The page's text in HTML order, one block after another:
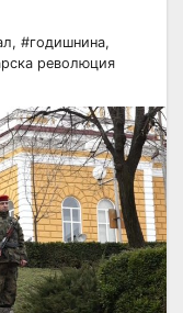
, #годишнина,
революция